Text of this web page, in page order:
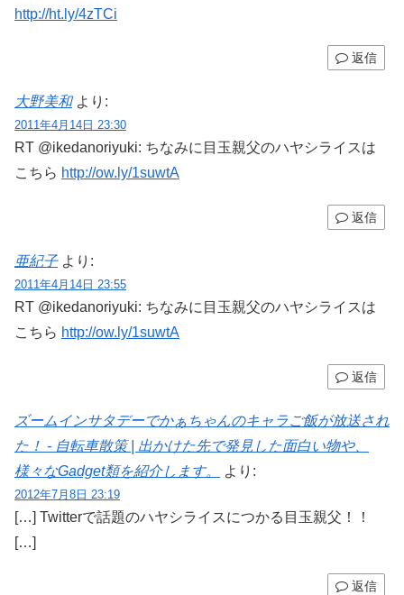
http://ht.ly/4zTCi
返信
大野美和 より:
2011年4月14日 23:30
RT @ikedanoriyuki: ちなみに目玉親父のハヤシライスは
こちら http://ow.ly/1suwtA
返信
亜紀子 より:
2011年4月14日 23:55
RT @ikedanoriyuki: ちなみに目玉親父のハヤシライスは
こちら http://ow.ly/1suwtA
返信
ズームインサタデーでかぁちゃんのキャラご飯が放送され
た！ - 自転車散策 | 出かけた先で発見した面白い物や、
様々なGadget類を紹介します。
より:
2012年7月8日 23:19
[…] Twitterで話題のハヤシライスにつかる目玉親父！！
[…]
返信